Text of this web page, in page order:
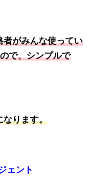
がみんな使ってい
で、シンプルで
なります。
ェント